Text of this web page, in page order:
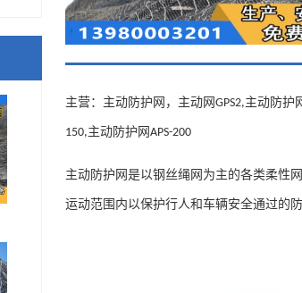
主营：主动防护网，主动网GPS2,主动防护
150,主动防护网APS-200
主动防护网是以钢丝绳网为主的各类柔性
运动范围内以保护行人和车辆安全通过的防